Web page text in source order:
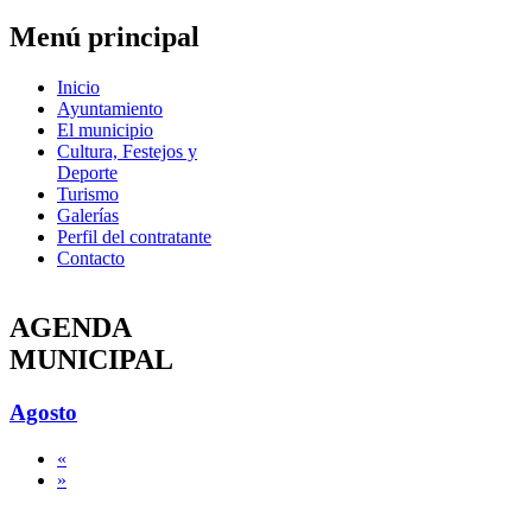
Menú principal
Inicio
Ayuntamiento
El municipio
Cultura, Festejos y
Deporte
Turismo
Galerías
Perfil del contratante
Contacto
AGENDA
MUNICIPAL
Agosto
«
»